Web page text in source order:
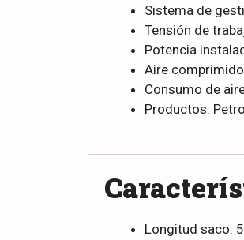
Sistema de
Tensión de
Potencia
Aire
Consumo de
Productos:
Longitud saco: